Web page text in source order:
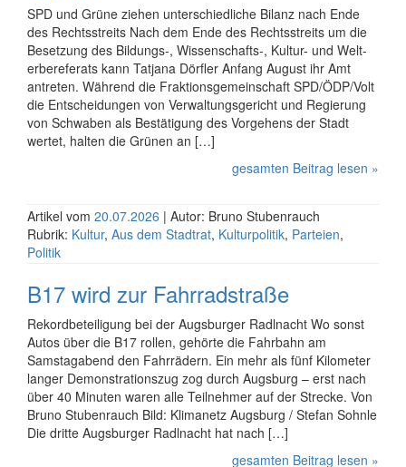
SPD und Grüne ziehen unterschied­liche Bilanz nach Ende
des Rechtsstreits Nach dem Ende des Rechtsstreits um die
Besetzung des Bildungs-, Wissen­schafts-, Kultur- und Welt­
erbe­referats kann Tatjana Dörfler Anfang August ihr Amt
antreten. Während die Fraktions­gemein­schaft SPD/ÖDP/Volt
die Ent­schei­dungen von Ver­wal­tungs­gericht und Regierung
von Schwaben als Bestä­ti­gung des Vorgehens der Stadt
wertet, halten die Grünen an […]
gesamten Beitrag lesen »
Artikel vom 20.07.2026 | Autor: Bruno Stubenrauch
Rubrik: Kultur, Aus dem Stadtrat, Kulturpolitik, Parteien,
Politik
B17 wird zur Fahrradstraße
Rekordbeteiligung bei der Augsburger Radlnacht Wo sonst
Autos über die B17 rollen, gehörte die Fahrbahn am
Samstagabend den Fahrrädern. Ein mehr als fünf Kilometer
langer Demon­strations­zug zog durch Augsburg – erst nach
über 40 Minuten waren alle Teilnehmer auf der Strecke. Von
Bruno Stubenrauch Bild: Klimanetz Augsburg / Stefan Sohnle
Die dritte Augsburger Radlnacht hat nach […]
gesamten Beitrag lesen »